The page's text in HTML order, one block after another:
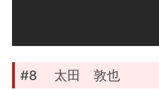
#8 太田 敦也